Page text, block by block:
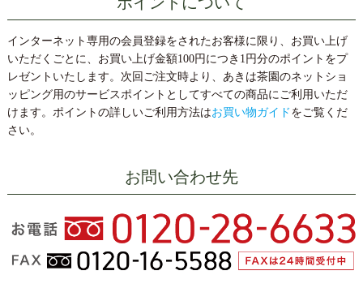
インターネット専用の会員登録をされたお客様に限り、お買い上げ
いただくごとに、お買い上げ金額100円につき1円分のポイントをプ
レゼントいたします。次回ご注文時より、あきは茶園のネットショ
ッピング用のサービスポイントとしてすべての商品にご利用いただ
けます。ポイントの詳しいご利用方法はお買い物ガイド をご覧くだ
さい。
お問い合わせ先